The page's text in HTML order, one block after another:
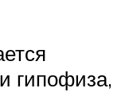
гипофиза,